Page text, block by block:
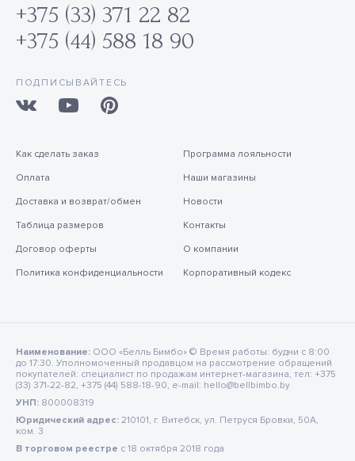
+375 (33) 371 22 82
+375 (44) 588 18 90
ПОДПИСЫВАЙТЕСЬ
Как сделать заказ
Оплата
Доставка и возврат/обмен
Таблица размеров
Договор оферты
Политика конфиденциальности
Программа лояльности
Наши магазины
Новости
Контакты
О компании
Корпоративный кодекс
Наименование: ООО «Белль Бимбо» © Время работы: будни с 8:00
до 17:30. Уполномоченный продавцом на рассмотрение обращений
покупателей: специалист по продажам интернет-магазина, тел: +375
(33) 371-22-82, +375 (44) 588-18-90, e-mail: hello@bellbimbo.by
УНП: 800008319
Юридический адрес: 210101, г. Витебск, ул. Петруся Бровки, 50А,
ком. 3
В торговом реестре c 18 октября 2018 года